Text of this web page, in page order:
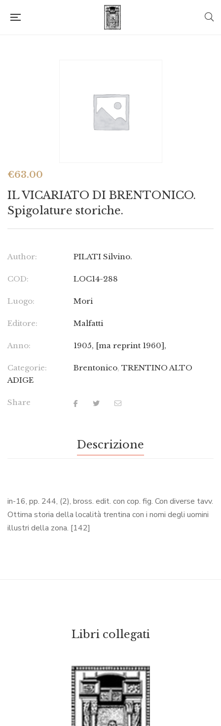
€63.00
IL VICARIATO DI BRENTONICO.
Spigolature storiche.
Author: PILATI Silvino.
COD: LOC14-288
Luogo: Mori
Editore: Malfatti
Anno: 1905, [ma reprint 1960],
Categorie: Brentonico, TRENTINO ALTO
ADIGE
Share
Descrizione
in-16, pp. 244, (2), bross. edit. con cop. fig. Con diverse tavv.
Ottima storia della località trentina con i nomi degli uomini
illustri della zona. [142]
Libri collegati